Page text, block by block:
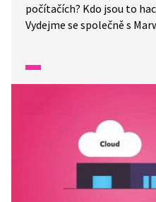
počítačích? Kdo jsou to
Vydejme se společně s
a budou dobrým